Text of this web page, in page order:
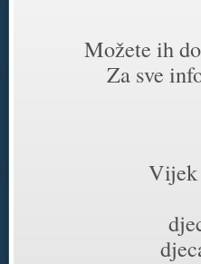
Možete ih
Za sve
Vijek